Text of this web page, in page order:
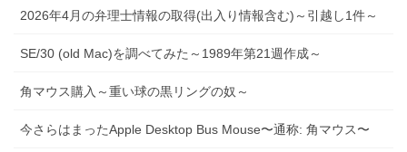
2026年4月の弁理士情報の取得(出入り情報含む)～引越し1件～
SE/30 (old Mac)を調べてみた～1989年第21週作成～
角マウス購入～重い球の黒リングの奴～
今さらはまったApple Desktop Bus Mouse〜通称: 角マウス〜